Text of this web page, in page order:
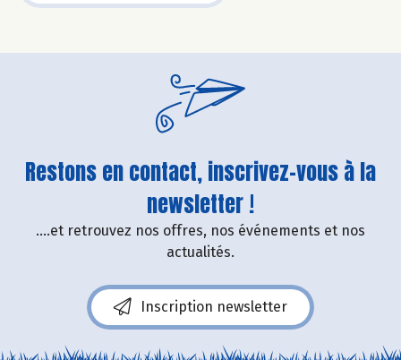
Restons en contact, inscrivez-vous à la
newsletter !
....et retrouvez nos offres, nos événements et nos
actualités.
Inscription newsletter